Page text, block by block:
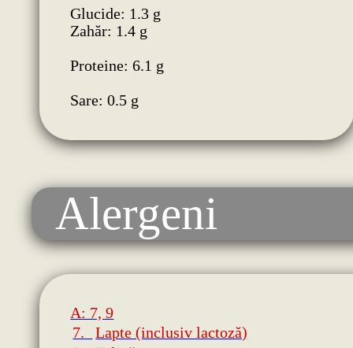
Glucide: 1.3 g
Zahăr: 1.4 g
Proteine: 6.1 g
Sare: 0.5 g
Alergeni
A: 7, 9
7.
Lapte (inclusiv lactoză)